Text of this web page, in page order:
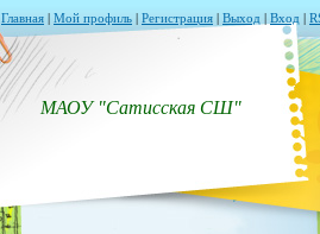
Главная Мой профиль Регистрация Выход Вход
МАОУ "Сатисская СШ"